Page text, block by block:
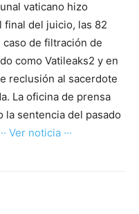
vaticano hizo
final del juicio, las 82
de filtración de
como Vatileaks2 y en
reclusión al sacerdote
La oficina de prensa
la sentencia del pasado
Ver noticia ···